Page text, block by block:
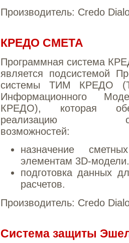
Производитель: Credo
КРЕДО СМЕТА
Программная система
является подсистемой
системы ТИМ КРЕДО
Информационного
КРЕДО), которая
реализацию
возможностей:
назначение
элементам 3D-модели.
подготовка данных
расчетов.
Производитель: Credo
Система защиты